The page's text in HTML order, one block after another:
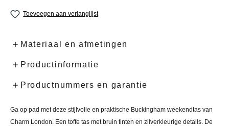
Toevoegen aan verlanglijst
Materiaal en afmetingen
Productinformatie
Productnummers en garantie
Ga op pad met deze stijlvolle en praktische Buckingham weekendtas van
Charm London. Een toffe tas met bruin tinten en zilverkleurige details. De